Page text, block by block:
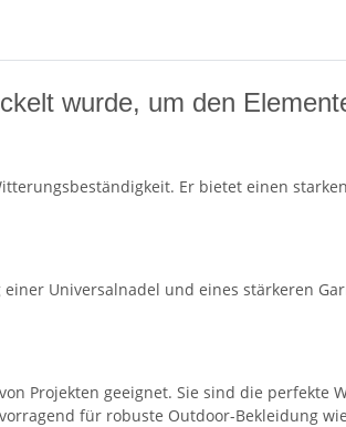
wurde, um den
Er bietet einen
Universalnadel und eines stärkeren
Projekten geeignet. Sie sind die perfekte
für robuste Outdoor-Bekleidung